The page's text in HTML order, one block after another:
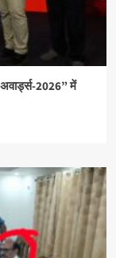
2026” में